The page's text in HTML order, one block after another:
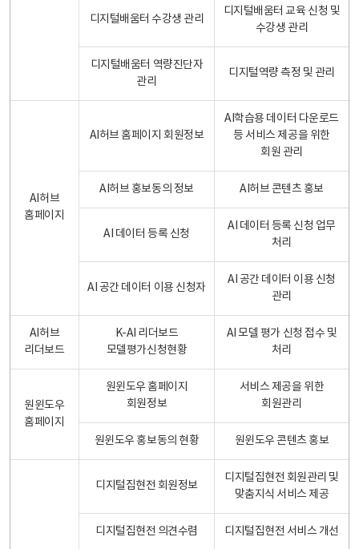
디지털배움터 수강생 관리
디지털배움터 교육 신청 및
수강생 관리
디지털배움터 역량진단자
관리
디지털역량 측정 및 관리
AI허브
홈페이지
AI허브 홈페이지 회원정보
AI학습용 데이터 다운로드
등 서비스 제공을 위한
회원 관리
AI허브 홍보동의 정보 AI허브 콘텐츠 홍보
AI 데이터 등록 신청
AI 데이터 등록 신청 업무
처리
AI 공간 데이터 이용 신청자
AI 공간 데이터 이용 신청
관리
AI허브
리더보드
K-AI 리더보드
모델평가신청현황
AI 모델 평가 신청 접수 및
처리
원윈도우
홈페이지
원윈도우 홈페이지
회원정보
서비스 제공을 위한
회원관리
원윈도우 홍보동의 현황 원윈도우 콘텐츠 홍보
디지털집현전 회원정보
디지털집현전 회원관리 및
맞춤지식 서비스 제공
디지털집현전 의견수렴 디지털집현전 서비스 개선